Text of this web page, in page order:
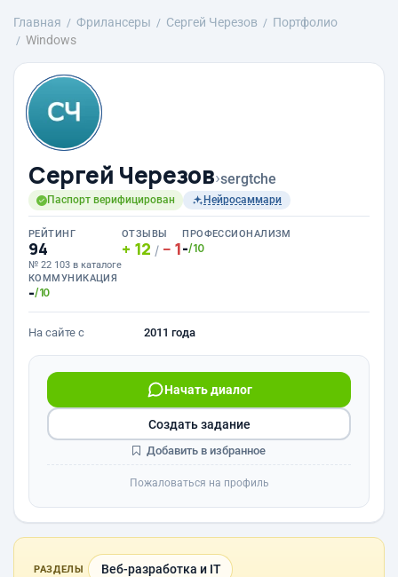
Главная Фрилансеры Сергей Черезов
Портфолио
Windows
Сергей Черезов›sergtche
Паспорт верифицирован Нейросаммари
РЕЙТИНГ
94
№ 22 103 в каталоге
ОТЗЫВЫ
12 / 1
ПРОФЕССИОНАЛИЗМ
-/10
КОММУНИКАЦИЯ
-/10
На сайте с 2011 года
Начать диалог
Создать задание
Добавить в избранное
Пожаловаться на профиль
РАЗДЕЛЫ Веб-разработка и IT